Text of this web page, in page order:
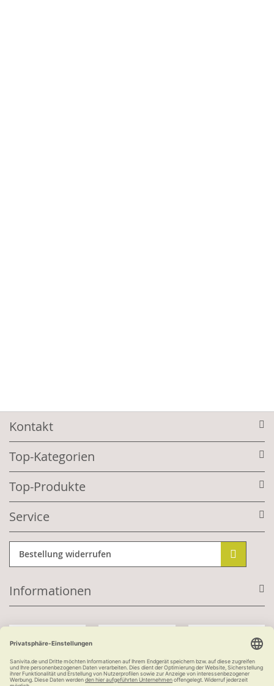
Kontakt
Top-Kategorien
Top-Produkte
Service
Bestellung widerrufen
Informationen